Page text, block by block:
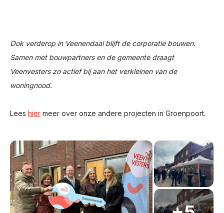
Ook verderop in Veenendaal blijft de corporatie bouwen.
Samen met bouwpartners en de gemeente draagt
Veenvesters zo actief bij aan het verkleinen van de
woningnood.
Lees hier meer over onze andere projecten in Groenpoort.